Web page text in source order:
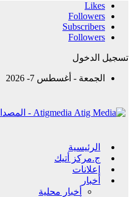
Likes
Followers
Subscribers
Followers
تسجيل الدخول
الجمعة - أغسطس 7- 2026
Atigmedia - المصداقية والدقة في الخبر
الرئيسية
ج.مركز أتيك
إعلانات
أخبار
أخبار محلية